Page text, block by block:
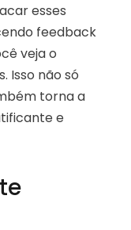
esses
feedback
veja o
Isso não só
torna a
e